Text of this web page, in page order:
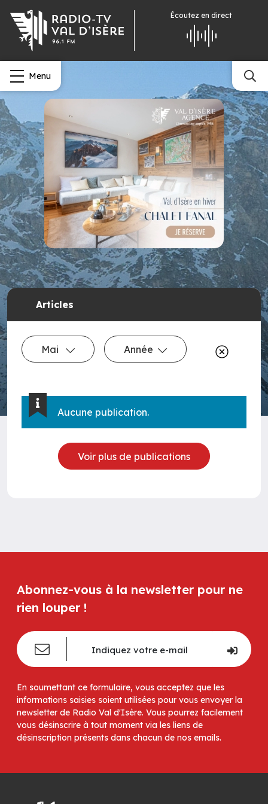
Écoutez en direct
Menu
Articles
Mai Année
Aucune publication.
Voir plus de publications
Abonnez-vous à la newsletter pour ne
rien louper !
En soumettant ce formulaire, vous acceptez que les
informations saisies soient utilisées pour vous envoyer la
newsletter de Radio Val d'Isère. Vous pourrez facilement
vous désinscrire à tout moment via les liens de
désinscription présents dans chacun de nos emails.